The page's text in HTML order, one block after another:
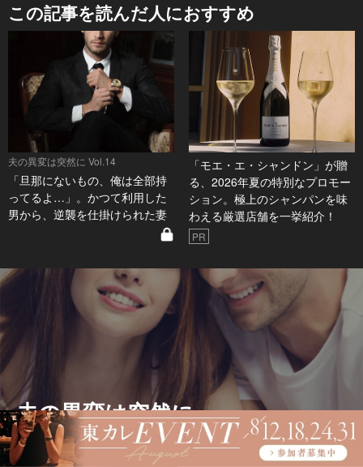
この記事を読んだ人におすすめ
夫の異変は突然に Vol.14
「旦那にないもの、俺は全部持
ってるよ…」。かつて利用した
男から、逆襲を仕掛けられた妻
「モエ・エ・シャンドン」が贈
る、2026年夏の特別なプロモー
ション。極上のシャンパンを味
わえる厳選店舗を一挙紹介！
PR
夫の異変は突然に
美男美女カップル、ハイスペ夫、港区のタワマン。